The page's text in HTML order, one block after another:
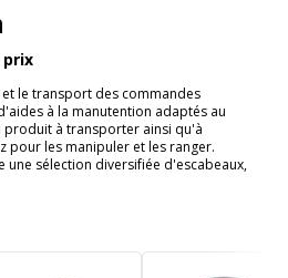
le transport des commandes
à la manutention adaptés au
à transporter ainsi qu'à
pour les manipuler et les ranger.
une sélection diversifiée d'escabeaux,